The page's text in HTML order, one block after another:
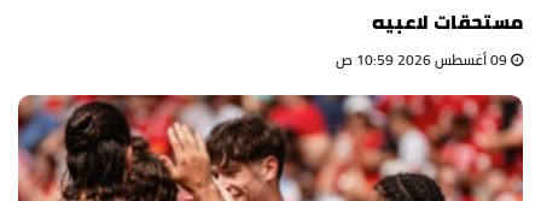
مستحقات لاعبيه